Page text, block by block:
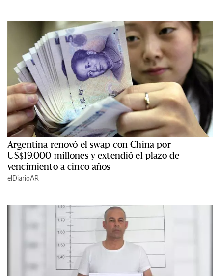
Argentina renovó el swap con China por
US$19.000 millones y extendió el plazo de
vencimiento a cinco años
elDiarioAR